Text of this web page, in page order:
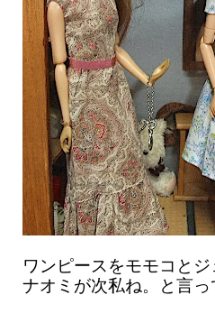
ワンピースをモモコとジ
ナオミが次私ね。と言っ